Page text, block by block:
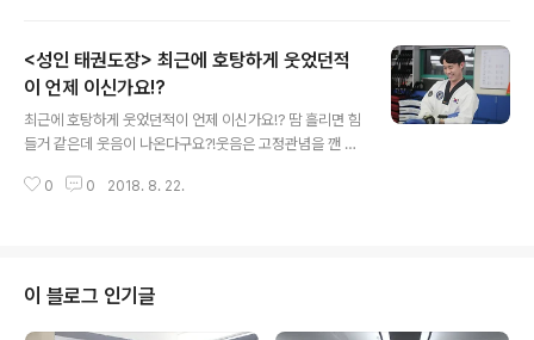
<성인 태권도장> 최근에 호탕하게 웃었던적
이 언제 이신가요!?
최근에 호탕하게 웃었던적이 언제 이신가요!? 땀 흘리면 힘
들거 같은데 웃음이 나온다구요?!웃음은 고정관념을 깬 환
^^ 0 0 2018. 8. 22.
이 블로그 인기글